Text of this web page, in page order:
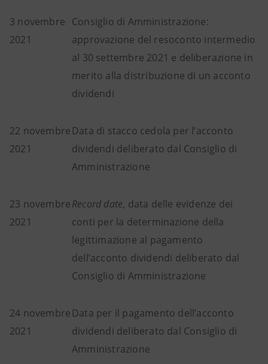
3 novembre
2021
Consiglio di Amministrazione:
approvazione del resoconto intermedio
al 30 settembre 2021 e deliberazione in
merito alla distribuzione di un acconto
dividendi
22 novembre
2021
Data di stacco cedola per l’acconto
dividendi deliberato dal Consiglio di
Amministrazione
23 novembre
2021
Record date, data delle evidenze dei
conti per la determinazione della
legittimazione al pagamento
dell’acconto dividendi deliberato dal
Consiglio di Amministrazione
24 novembre
2021
Data per il pagamento dell’acconto
dividendi deliberato dal Consiglio di
Amministrazione